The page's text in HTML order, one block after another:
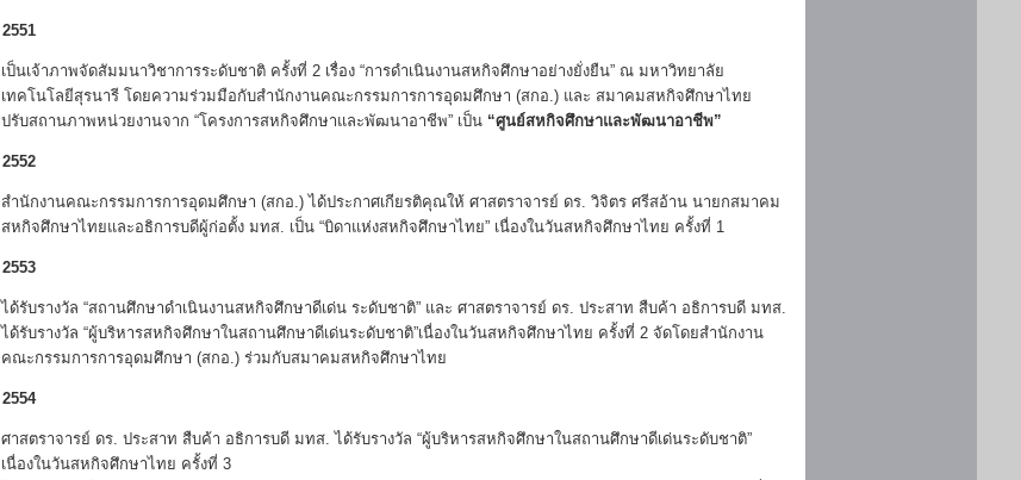
2551
เป็นเจ้าภาพจัดสัมมนาวิชาการระดับชาติ ครั้งที่ 2 เรื่อง “การดำเนินงานสหกิจศึกษาอย่างยั่งยืน” ณ มหาวิทยาลัย
เทคโนโลยีสุรนารี โดยความร่วมมือกับสำนักงานคณะกรรมการการอุดมศึกษา (สกอ.) และ สมาคมสหกิจศึกษาไทย
ปรับสถานภาพหน่วยงานจาก “โครงการสหกิจศึกษาและพัฒนาอาชีพ” เป็น “ศูนย์สหกิจศึกษาและพัฒนาอาชีพ”
2552
สำนักงานคณะกรรมการการอุดมศึกษา (สกอ.) ได้ประกาศเกียรติคุณให้ ศาสตราจารย์ ดร. วิจิตร ศรีสอ้าน นายกสมาคม
สหกิจศึกษาไทยและอธิการบดีผู้ก่อตั้ง มทส. เป็น “บิดาแห่งสหกิจศึกษาไทย” เนื่องในวันสหกิจศึกษาไทย ครั้งที่ 1
2553
ได้รับรางวัล “สถานศึกษาดำเนินงานสหกิจศึกษาดีเด่น ระดับชาติ” และ ศาสตราจารย์ ดร. ประสาท สืบค้า อธิการบดี มทส.
ได้รับรางวัล “ผู้บริหารสหกิจศึกษาในสถานศึกษาดีเด่นระดับชาติ”เนื่องในวันสหกิจศึกษาไทย ครั้งที่ 2 จัดโดยสำนักงาน
คณะกรรมการการอุดมศึกษา (สกอ.) ร่วมกับสมาคมสหกิจศึกษาไทย
2554
ศาสตราจารย์ ดร. ประสาท สืบค้า อธิการบดี มทส. ได้รับรางวัล “ผู้บริหารสหกิจศึกษาในสถานศึกษาดีเด่นระดับชาติ”
เนื่องในวันสหกิจศึกษาไทย ครั้งที่ 3